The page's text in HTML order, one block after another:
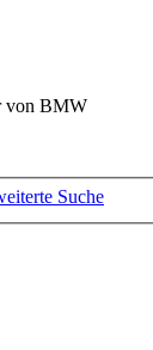
von BMW
Suche